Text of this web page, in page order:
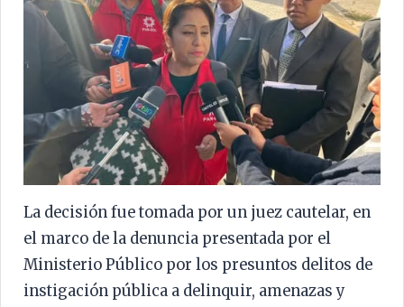
La decisión fue tomada por un juez cautelar, en
el marco de la denuncia presentada por el
Ministerio Público por los presuntos delitos de
instigación pública a delinquir, amenazas y